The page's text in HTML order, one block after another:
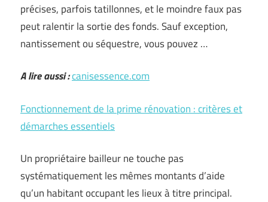
précises, parfois tatillonnes, et le moindre faux pas
peut ralentir la sortie des fonds. Sauf exception,
nantissement ou séquestre, vous pouvez …
A lire aussi :canisessence.com
Fonctionnement de la prime rénovation : critères et
démarches essentiels
Un propriétaire bailleur ne touche pas
systématiquement les mêmes montants d’aide
qu’un habitant occupant les lieux à titre principal.